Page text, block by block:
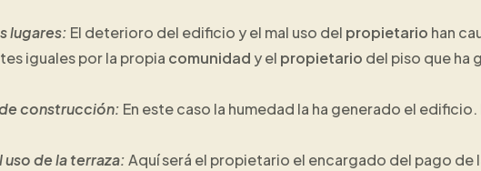
lugares: El deterioro del edificio y el mal uso del propietario han
iguales por la propia comunidad y el propietario del piso que ha
construcción: En este caso la humedad la ha generado el
uso de la terraza:Aquí será el propietario el encargado del pago